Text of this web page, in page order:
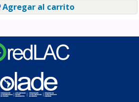
Agregar al carrito